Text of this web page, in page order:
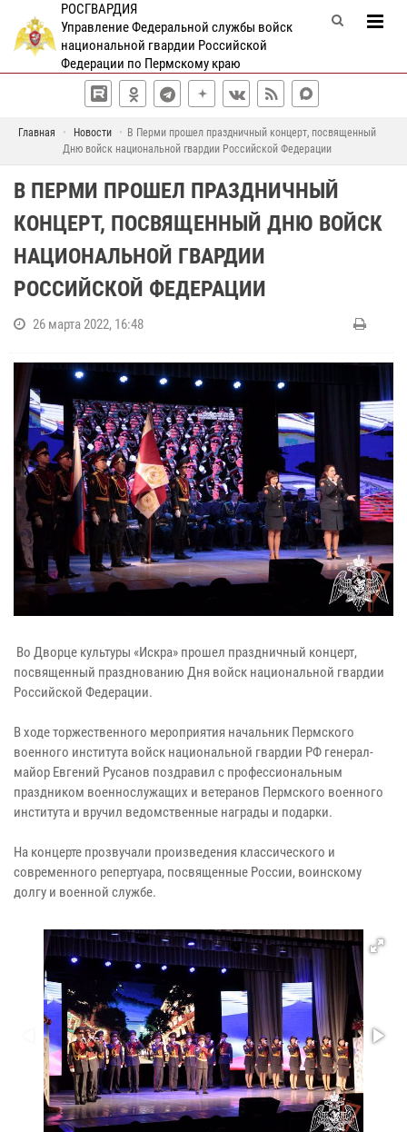
РОСГВАРДИЯ
Управление Федеральной службы войск
национальной гвардии Российской
Федерации по Пермскому краю
Главная Новости
В Перми прошел праздничный концерт, посвященный
Дню войск национальной гвардии Российской Федерации
В ПЕРМИ ПРОШЕЛ ПРАЗДНИЧНЫЙ
КОНЦЕРТ, ПОСВЯЩЕННЫЙ ДНЮ ВОЙСК
НАЦИОНАЛЬНОЙ ГВАРДИИ
РОССИЙСКОЙ ФЕДЕРАЦИИ
26 марта 2022, 16:48
Во Дворце культуры «Искра» прошел праздничный концерт,
посвященный празднованию Дня войск национальной гвардии
Российской Федерации.
В ходе торжественного мероприятия начальник Пермского
военного института войск национальной гвардии РФ генерал-
майор Евгений Русанов поздравил с профессиональным
праздником военнослужащих и ветеранов Пермского военного
института и вручил ведомственные награды и подарки.
На концерте прозвучали произведения классического и
современного репертуара, посвященные России, воинскому
долгу и военной службе.